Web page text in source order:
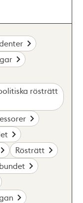
rösträtt
Rösträtt